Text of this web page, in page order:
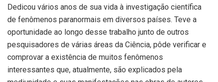
Dedicou vários anos de sua vida à investigação científica
de fenômenos paranormais em diversos países. Teve a
oportunidade ao longo desse trabalho junto de outros
pesquisadores de várias áreas da Ciência, pôde verificar e
comprovar a existência de muitos fenômenos
interessantes que, atualmente, são explicados pela